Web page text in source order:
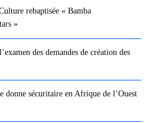
rebaptisée « Bamba
»
des demandes de création des
donne sécuritaire en Afrique de l’Ouest